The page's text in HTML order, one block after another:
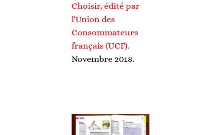
Choisir, édité par
l'Union des
Consommateurs
français (UCF).
Novembre 2018.